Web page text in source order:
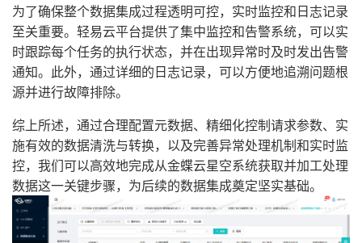
为了确保整个数据集成过程透明可控，实时监控和日志记录
至关重要。轻易云平台提供了集中监控和告警系统，可以实
时跟踪每个任务的执行状态，并在出现异常时及时发出告警
通知。此外，通过详细的日志记录，可以方便地追溯问题根
源并进行故障排除。
综上所述，通过合理配置元数据、精细化控制请求参数、实
施有效的数据清洗与转换，以及完善异常处理机制和实时监
控，我们可以高效地完成从金蝶云星空系统获取并加工处理
数据这一关键步骤，为后续的数据集成奠定坚实基础。